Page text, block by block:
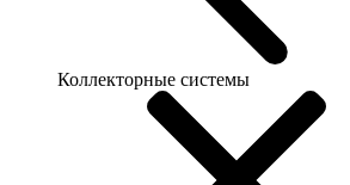
Коллекторные системы